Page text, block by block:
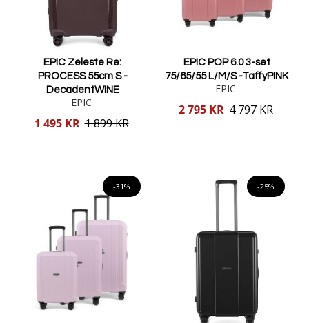
EPIC Zeleste Re:
PROCESS 55cm S -
DecadentWINE
EPIC
Reducerat
1 495 KR 1 899 KR
EPIC POP 6.0 3-set
75/65/55 L/M/S -TaffyPINK
EPIC
Reducerat
2 795 KR 4 797 KR
-31% -25%